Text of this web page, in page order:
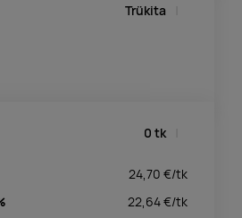
Trükita
0 tk
24,70 €/tk
22,64€/tk